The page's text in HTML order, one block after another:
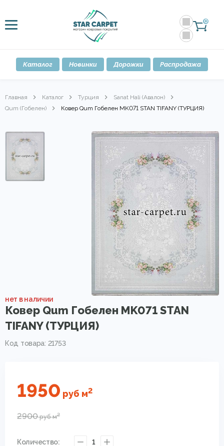
0
Каталог Новинки Дорожки Распродажа
Главная Каталог Турция
Sanat Hali (Авалон)
Qum (Гобелен)
Ковер Qum Гобелен MK071 STAN TIFANY (ТУРЦИЯ)
нет в наличии
Ковер Qum Гобелен MK071 STAN
TIFANY (ТУРЦИЯ)
Код товара: 21753
1950 руб м2
2900рубм2
Количество: 1